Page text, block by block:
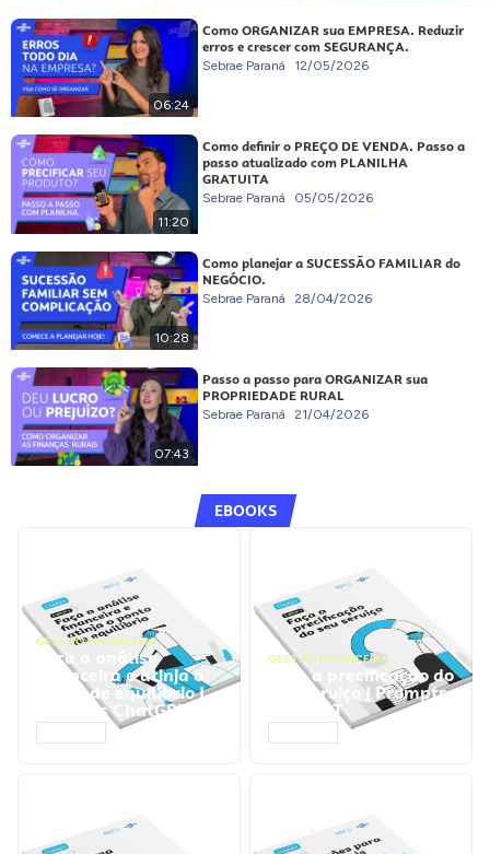
06:24
Como ORGANIZAR sua EMPRESA. Reduzir
erros e crescer com SEGURANÇA.
Sebrae Paraná 12/05/2026
11:20
Como definir o PREÇO DE VENDA. Passo a
passo atualizado com PLANILHA
GRATUITA
Sebrae Paraná 05/05/2026
10:28
Como planejar a SUCESSÃO FAMILIAR do
NEGÓCIO.
Sebrae Paraná 28/04/2026
07:43
Passo a passo para ORGANIZAR sua
PROPRIEDADE RURAL
Sebrae Paraná 21/04/2026
EBOOKS
GESTÃO FINANCEIRA
Faça a análise
financeira e atinja o
ponto de equilíbrio |
Prompts ChatGPT
GESTÃO FINANCEIRA
Faça a precificação do
seu serviço | Prompts
ChatGPT